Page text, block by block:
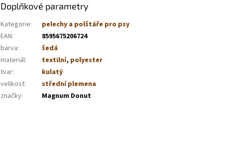
Doplňkové parametry
Kategorie:
pelechy a polštáře pro psy
EAN:
8595675206724
barva:
šedá
materiál: textilní, polyester
tvar:
kulatý
velikost:
střední plemena
značky: Magnum Donut